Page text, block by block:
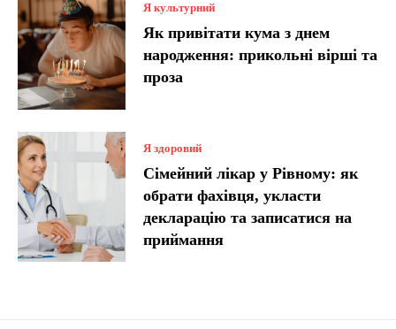
Я культурний
Як привітати кума з днем
народження: прикольні вірші та
проза
Я здоровий
Сімейний лікар у Рівному: як
обрати фахівця, укласти
декларацію та записатися на
приймання